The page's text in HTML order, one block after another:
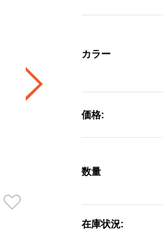
カラー
価格:
数量
在庫状況: